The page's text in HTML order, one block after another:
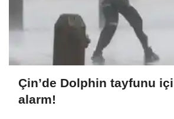
Çin’de Dolphin tayfunu
alarm!